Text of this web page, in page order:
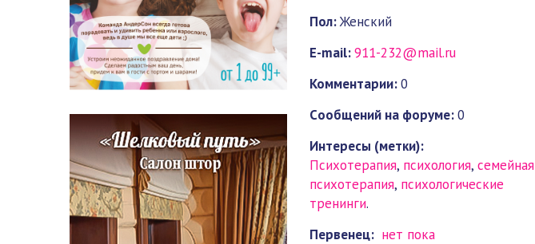
Пол:Женский
E-mail:911-232@mail.ru
Комментарии:0
Cообщений на форуме:0
Интересы (метки):
Психотерапия, психология, семейная
психотерапия, психологические
тренинги.
Первенец: нет пока